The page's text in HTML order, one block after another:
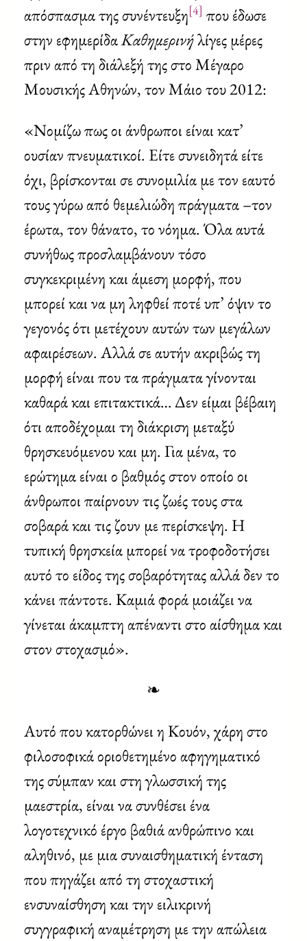
απόσπασμα της συνέντευξη[4] που έδωσε
στην εφημερίδαΚαθημερινήλίγες μέρες
πριν από τη διάλεξή της στο Μέγαρο
Μουσικής Αθηνών, τον Μάιο του 2012:
«Νομίζω πως οι άνθρωποι είναι κατ’
ουσίαν πνευματικοί. Είτε συνειδητά είτε
όχι, βρίσκονται σε συνομιλία με τον εαυτό
τους γύρω από θεμελιώδη πράγματα –τον
έρωτα, τον θάνατο, το νόημα. Όλα αυτά
συνήθως προσλαμβάνουν τόσο
συγκεκριμένη και άμεση μορφή, που
μπορεί και να μη ληφθεί ποτέ υπ’ όψιν το
γεγονός ότι μετέχουν αυτών των μεγάλων
αφαιρέσεων. Αλλά σε αυτήν ακριβώς τη
μορφή είναι που τα πράγματα γίνονται
καθαρά και επιτακτικά… Δεν είμαι βέβαιη
ότι αποδέχομαι τη διάκριση μεταξύ
θρησκευόμενου και μη. Για μένα, το
ερώτημα είναι ο βαθμός στον οποίο οι
άνθρωποι παίρνουν τις ζωές τους στα
σοβαρά και τις ζουν με περίσκεψη. Η
τυπική θρησκεία μπορεί να τροφοδοτήσει
αυτό το είδος της σοβαρότητας αλλά δεν το
κάνει πάντοτε. Καμιά φορά μοιάζει να
γίνεται άκαμπτη απέναντι στο αίσθημα και
στον στοχασμό».
❧
Αυτό που κατορθώνει η Κουόν, χάρη στο
φιλοσοφικά οριοθετημένο αφηγηματικό
της σύμπαν και στη γλωσσική της
μαεστρία, είναι να συνθέσει ένα
λογοτεχνικό έργο βαθιά ανθρώπινο και
αληθινό, με μια συναισθηματική ένταση
που πηγάζει από τη στοχαστική
ενσυναίσθηση και την ειλικρινή
συγγραφική αναμέτρηση με την απώλεια